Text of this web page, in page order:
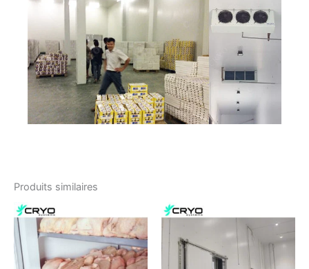
Produits similaires